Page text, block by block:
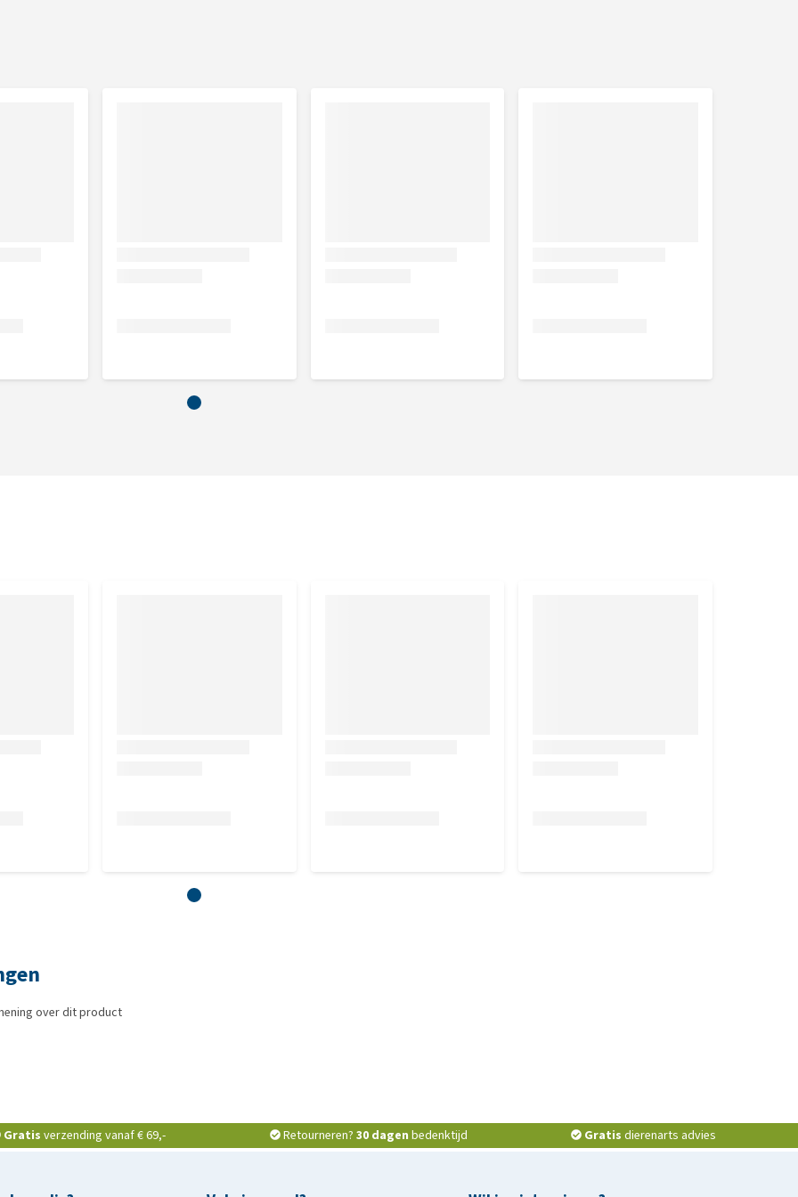
over dit product
Gratis verzending vanaf € 69,- Retourneren? 30 dagen bedenktijd Gratis dierenarts advies